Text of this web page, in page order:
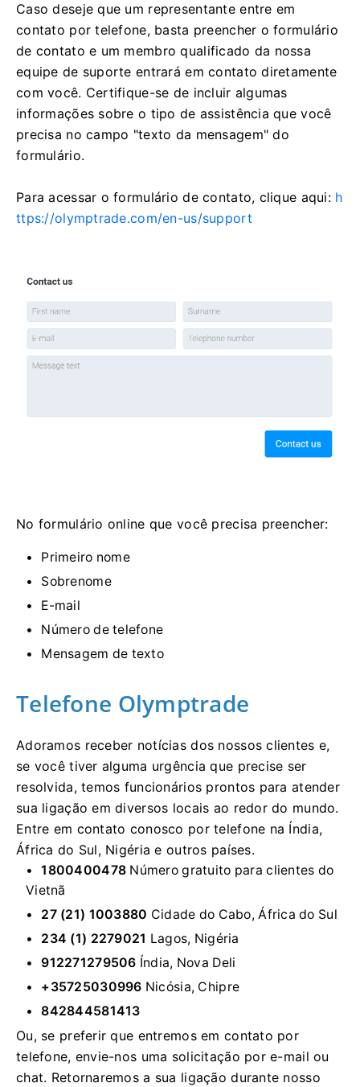
Caso deseje que um representante entre em
contato por telefone, basta preencher o formulário
de contato e um membro qualificado da nossa
equipe de suporte entrará em contato diretamente
com você. Certifique-se de incluir algumas
informações sobre o tipo de assistência que você
precisa no campo "texto da mensagem" do
formulário.
Para acessar o formulário de contato, clique aqui: h
ttps://olymptrade.com/en-us/support
No formulário online que você precisa preencher:
Primeiro nome
Sobrenome
E-mail
Número de telefone
Mensagem de texto
Telefone Olymptrade
Adoramos receber notícias dos nossos clientes e,
se você tiver alguma urgência que precise ser
resolvida, temos funcionários prontos para atender
sua ligação em diversos locais ao redor do mundo.
Entre em contato conosco por telefone na Índia,
África do Sul, Nigéria e outros países.
1800400478 Número gratuito para clientes do
Vietnã
27 (21) 1003880 Cidade do Cabo, África do Sul
234 (1) 2279021 Lagos, Nigéria
912271279506 Índia, Nova Deli
+35725030996 Nicósia, Chipre
842844581413
Ou, se preferir que entremos em contato por
telefone, envie-nos uma solicitação por e-mail ou
chat. Retornaremos a sua ligação durante nosso